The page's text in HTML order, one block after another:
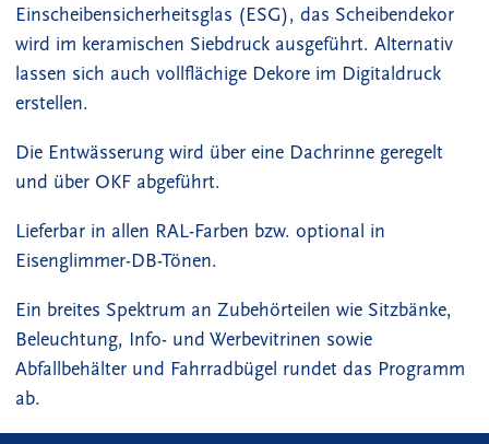
Einscheibensicherheitsglas (ESG), das Scheibendekor
wird im keramischen Siebdruck ausgeführt. Alternativ
lassen sich auch vollflächige Dekore im Digitaldruck
erstellen.
Die Entwässerung wird über eine Dachrinne geregelt
und über OKF abgeführt.
Lieferbar in allen RAL-Farben bzw. optional in
Eisenglimmer-DB-Tönen.
Ein breites Spektrum an Zubehörteilen wie Sitzbänke,
Beleuchtung, Info- und Werbevitrinen sowie
Abfallbehälter und Fahrradbügel rundet das Programm
ab.